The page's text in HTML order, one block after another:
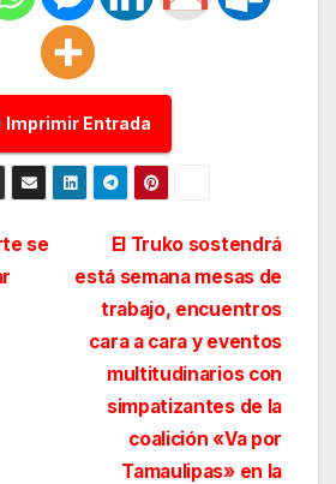
Imprimir Entrada
El Truko sostendrá
está semana mesas de
trabajo, encuentros
cara a cara y eventos
multitudinarios con
simpatizantes de la
coalición «Va por
Tamaulipas» en la
se